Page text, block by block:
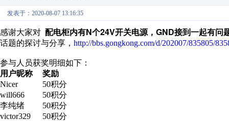
发表于：2020-08-07 13:16:35
感谢大家对 配电柜内有N个24V开关电源，GND接到一起有问
话题的探讨与分享， http://bbs.gongkong.com/d/202007/835805/
参与人员获奖明细如下：
用户昵称
奖励
Nicer
50积分
will666
50积分
李纯绪
50积分
victor329
50积分